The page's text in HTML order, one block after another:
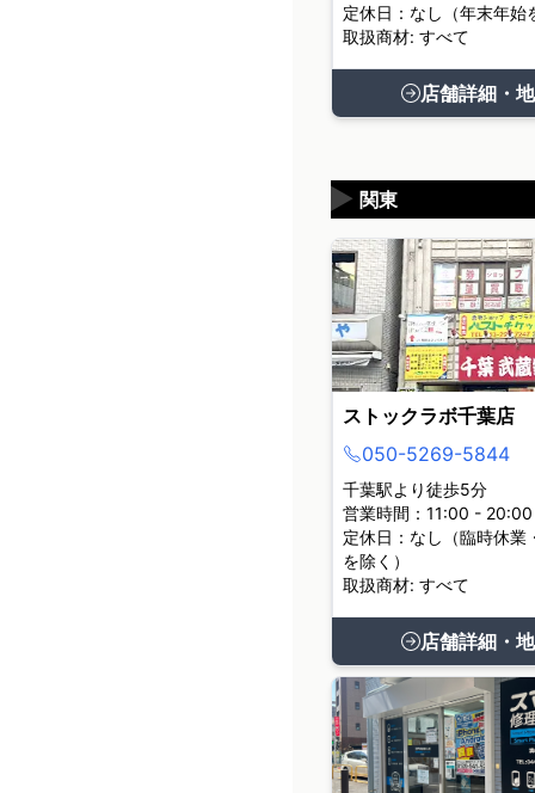
定休日：なし（年末年始
取扱商材: すべて
店舗詳細・
関東
▶
ストックラボ千葉店
050-5269-5844
千葉駅より徒歩5分
営業時間：11:00 - 20:00
定休日：なし（臨時休業
を除く）
取扱商材: すべて
店舗詳細・